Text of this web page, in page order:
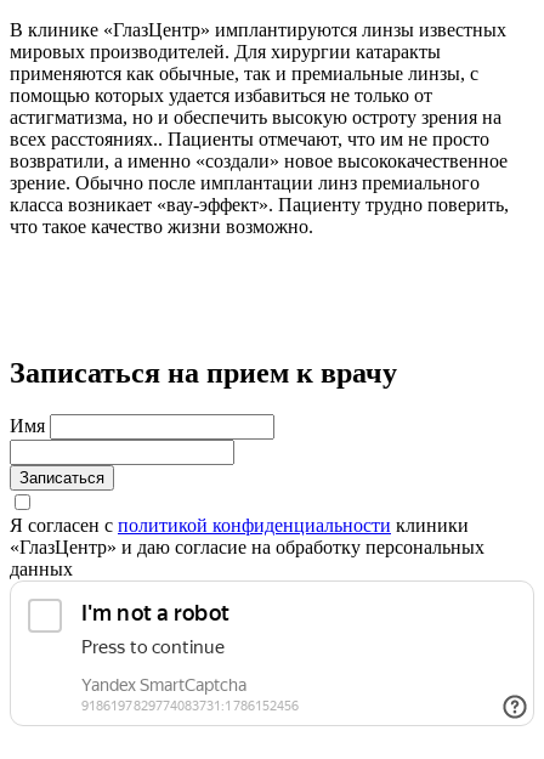
В клинике «ГлазЦентр» имплантируются линзы известных
мировых производителей. Для хирургии катаракты
применяются как обычные, так и премиальные линзы, с
помощью которых удается избавиться не только от
астигматизма, но и обеспечить высокую остроту зрения на
всех расстояниях.. Пациенты отмечают, что им не просто
возвратили, а именно «создали» новое высококачественное
зрение. Обычно после имплантации линз премиального
класса возникает «вау-эффект». Пациенту трудно поверить,
что такое качество жизни возможно.
Записаться на прием к врачу
Имя
Записаться
Я согласен с политикой конфиденциальности клиники
«ГлазЦентр» и даю согласие на обработку персональных
данных